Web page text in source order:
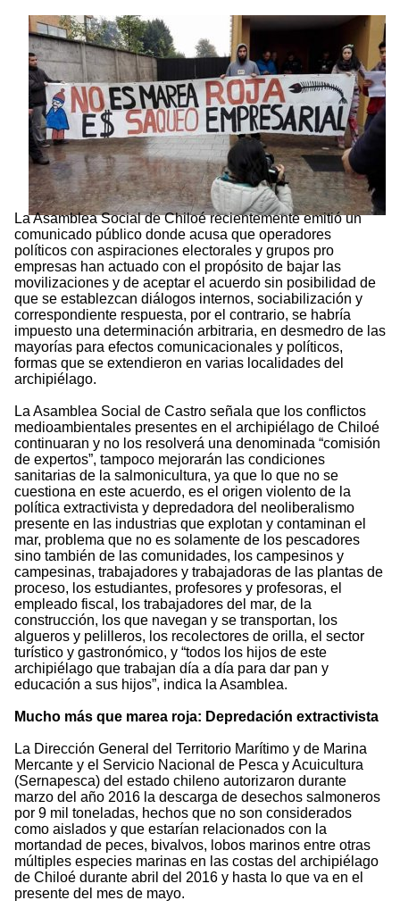
La Asamblea Social de Chiloé recientemente emitió un
comunicado público donde acusa que operadores
políticos con aspiraciones electorales y grupos pro
empresas han actuado con el propósito de bajar las
movilizaciones y de aceptar el acuerdo sin posibilidad de
que se establezcan diálogos internos, sociabilización y
correspondiente respuesta, por el contrario, se habría
impuesto una determinación arbitraria, en desmedro de las
mayorías para efectos comunicacionales y políticos,
formas que se extendieron en varias localidades del
archipiélago.
La Asamblea Social de Castro señala que los conflictos
medioambientales presentes en el archipiélago de Chiloé
continuaran y no los resolverá una denominada “comisión
de expertos”, tampoco mejorarán las condiciones
sanitarias de la salmonicultura, ya que lo que no se
cuestiona en este acuerdo, es el origen violento de la
política extractivista y depredadora del neoliberalismo
presente en las industrias que explotan y contaminan el
mar, problema que no es solamente de los pescadores
sino también de las comunidades, los campesinos y
campesinas, trabajadores y trabajadoras de las plantas de
proceso, los estudiantes, profesores y profesoras, el
empleado fiscal, los trabajadores del mar, de la
construcción, los que navegan y se transportan, los
algueros y pelilleros, los recolectores de orilla, el sector
turístico y gastronómico, y “todos los hijos de este
archipiélago que trabajan día a día para dar pan y
educación a sus hijos”, indica la Asamblea.
Mucho más que marea roja: Depredación extractivista
La Dirección General del Territorio Marítimo y de Marina
Mercante y el Servicio Nacional de Pesca y Acuicultura
(Sernapesca) del estado chileno autorizaron durante
marzo del año 2016 la descarga de desechos salmoneros
por 9 mil toneladas, hechos que no son considerados
como aislados y que estarían relacionados con la
mortandad de peces, bivalvos, lobos marinos entre otras
múltiples especies marinas en las costas del archipiélago
de Chiloé durante abril del 2016 y hasta lo que va en el
presente del mes de mayo.